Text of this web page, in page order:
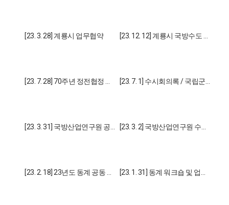
[23. 3. 28] 계룡시 업무협약
[23. 12. 12] 계룡시 국방수도 건
[23. 7. 28] 70주년 정전협정 기
[23. 7. 1] 수시회의록 / 국립군
[23. 3. 31] 국방산업연구원 공
[23. 3. 2] 국방산업연구원 수시
[23. 2. 18] 23년도 동계 공동 학
[23. 1. 31] 동계 워크숍 및 업무